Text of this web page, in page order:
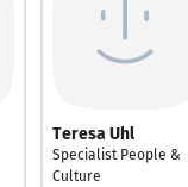
Teresa Uhl
Specialist People &
Culture